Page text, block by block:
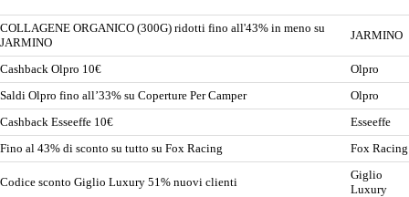
COLLAGENE ORGANICO (300G) ridotti fino all'43% in meno su
JARMINO
JARMINO
Cashback Olpro 10€
Olpro
Saldi Olpro fino all’33% su Coperture Per Camper
Olpro
Cashback Esseeffe 10€
Esseeffe
Fino al 43% di sconto su tutto su Fox Racing
Fox Racing
Codice sconto Giglio Luxury 51% nuovi clienti
Giglio
Luxury